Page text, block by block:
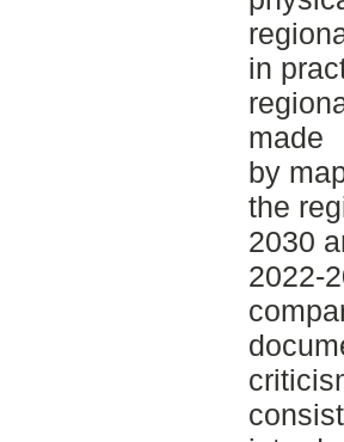
in
made
by
the
2030
2022-